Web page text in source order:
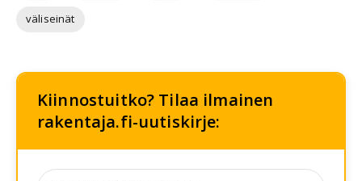
väliseinät
Kiinnostuitko? Tilaa ilmainen
rakentaja.fi-uutiskirje: